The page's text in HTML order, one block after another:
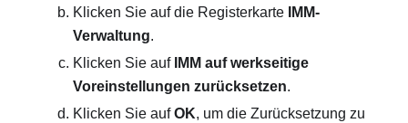
Klicken Sie auf die Registerkarte
IMM-
Verwaltung.
Klicken Sie auf IMM auf werkseitige
Voreinstellungen zurücksetzen.
Klicken Sie aufOK, um die Zurücksetzung zu